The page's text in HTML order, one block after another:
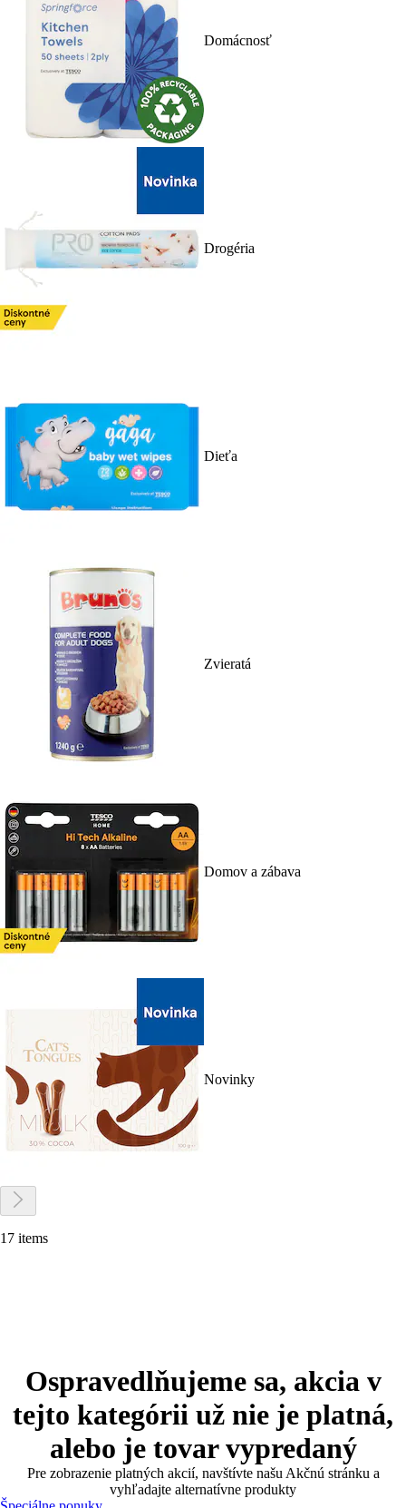
Domácnosť
Drogéria
Dieťa
Zvieratá
Domov a zábava
Novinky
17 items
Ospravedlňujeme sa, akcia v
tejto kategórii už nie je platná,
alebo je tovar vypredaný
Pre zobrazenie platných akcií, navštívte našu Akčnú stránku a
vyhľadajte alternatívne produkty